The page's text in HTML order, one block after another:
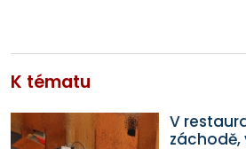
K tématu
V
záchodě,